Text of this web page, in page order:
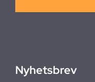
Nyhetsbrev